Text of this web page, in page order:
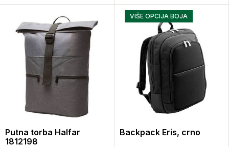
Putna torba Halfar
1812198
VIŠE OPCIJA BOJA
Backpack Eris, crno